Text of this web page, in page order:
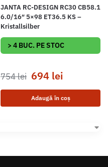
JANTA RC-DESIGN RC30 CB58.1
6.0/16″ 5×98 ET36.5 KS –
Kristallsilber
> 4 BUC. PE STOC
754lei 694 lei
Adaugă în coș